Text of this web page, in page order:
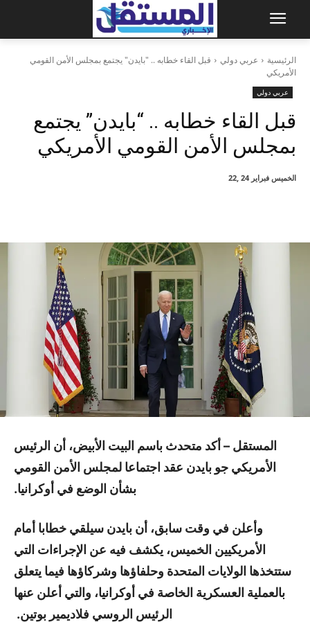
الرئيسية عربي دولي
قبل القاء خطابه .. "بايدن" يجتمع بمجلس الأمن القومي
الأمريكي
عربي دولي
قبل القاء خطابه .. “بايدن” يجتمع
بمجلس الأمن القومي الأمريكي
الخميس فبراير 24 ,22
المستقل – أكد متحدث باسم البيت الأبيض، أن الرئيس
الأمريكي جو بايدن عقد اجتماعا لمجلس الأمن القومي
بشأن الوضع في أوكرانيا.
وأعلن في وقت سابق، أن بايدن سيلقي خطابا أمام
الأمريكيين الخميس، يكشف فيه عن الإجراءات التي
ستتخذها الولايات المتحدة وحلفاؤها وشركاؤها فيما يتعلق
بالعملية العسكرية الخاصة في أوكرانيا، والتي أعلن عنها
الرئيس الروسي فلاديمير بوتين.